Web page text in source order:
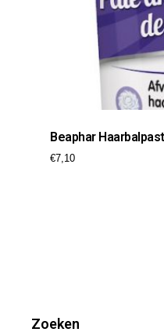
Beaphar
€7,10
Zoeken